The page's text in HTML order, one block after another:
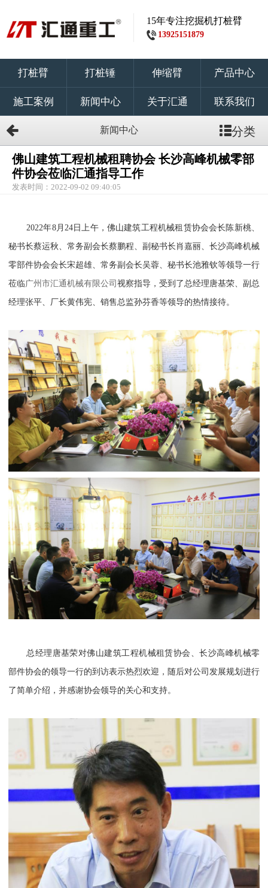
15年专注挖掘机打桩臂
13925151879
打桩臂 打桩锤 伸缩臂 产品中心
施工案例 新闻中心 关于汇通 联系我们
新闻中心 分类
佛山建筑工程机械租聘协会 长沙高峰机械零部
件协会莅临汇通指导工作
发表时间：2022-09-02 09:40:05
2022年8月24日上午，佛山建筑工程机械租赁协会会长陈新桃、
秘书长蔡运秋、常务副会长蔡鹏程、副秘书长肖嘉丽、长沙高峰机械
零部件协会会长宋超雄、常务副会长吴蓉、秘书长池雅钦等领导一行
莅临 广州市汇通机械有限公司 视察指导，受到了总经理唐基荣、副总
经理张平、厂长黄伟宪、销售总监孙芬香等领导的热情接待。
总经理唐基荣对佛山建筑工程机械租赁协会、长沙高峰机械零
部件协会的领导一行的到访表示热烈欢迎，随后对公司发展规划进行
了简单介绍，并感谢协会领导的关心和支持。